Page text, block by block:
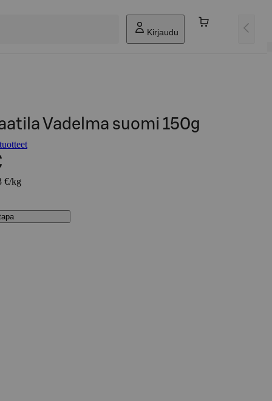
Kirjaudu
Vadelma suomi 150g
€/kg